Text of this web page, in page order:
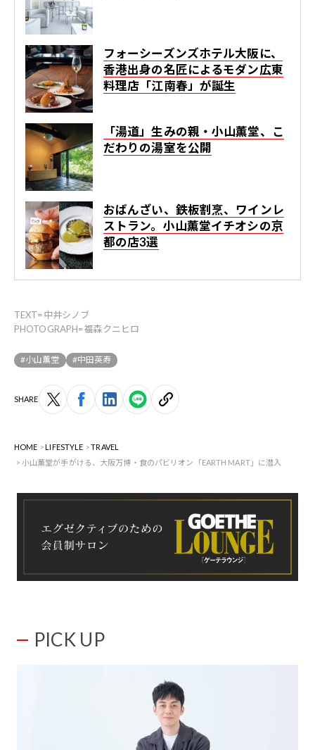
フォーシーズンズホテル大阪に、
香港出身の名匠によるモダン広東
料理店「江南春」が誕生
「湯道」生みの親・小山薫堂、こ
だわりの湯室を公開
おばんざい、鉄板割烹、ワインレ
ストラン。小山薫堂イチオシの京
都の店3選
TEXT=中井シノブ
PHOTOGRAPH=福森クニヒロ
#小山薫堂 #中田英寿
SHARE
HOME LIFESTYLE
TRAVEL
⼩⼭薫堂が手がける、大阪万博・食のパビリオン「EARTH MART」に潜入
PICK UP